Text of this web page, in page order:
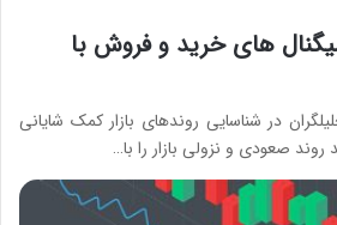
های خرید و فروش با
در شناسایی روندهای بازار کمک شایانی
روند صعودی و نزولی بازار را با…